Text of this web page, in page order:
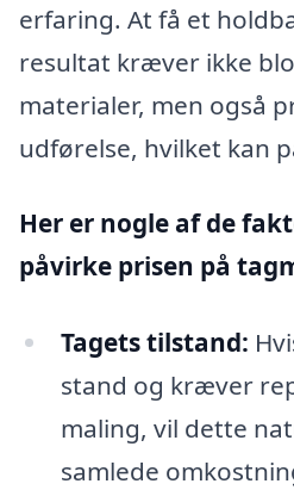
erfaring. At få et
resultat kræver ikke
materialer, men også
udførelse, hvilket kan
Her er nogle af de
påvirke prisen på
Tagets tilstand:
stand og kræver
maling, vil dette
samlede